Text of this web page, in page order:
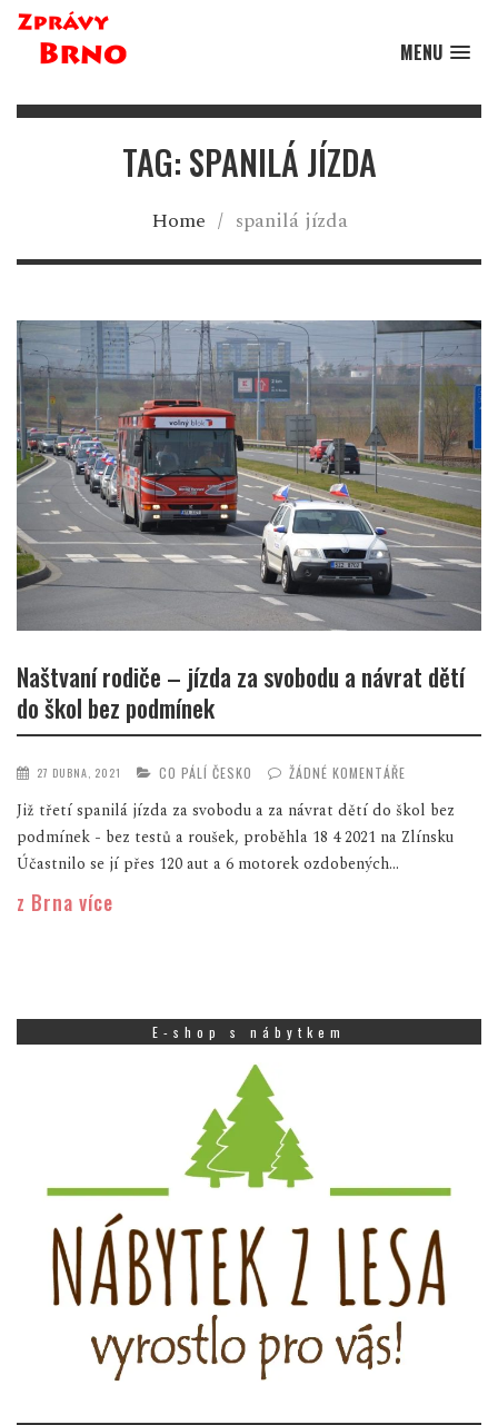
MENU
TAG: SPANILÁ JÍZDA
Home / spanilá jízda
Naštvaní rodiče – jízda za svobodu a návrat dětí
do škol bez podmínek
27 DUBNA, 2021 CO PÁLÍ ČESKO ŽÁDNÉ KOMENTÁŘE
Již třetí spanilá jízda za svobodu a za návrat dětí do škol bez
podmínek - bez testů a roušek, proběhla 18 4 2021 na Zlínsku
Účastnilo se jí přes 120 aut a 6 motorek ozdobených...
z Brna více
E-shop s nábytkem